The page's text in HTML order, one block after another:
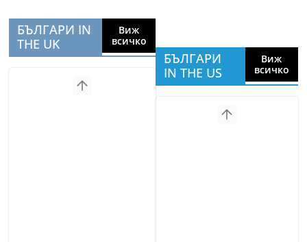
БЪЛГАРИ IN
THE UK
Виж
всичко
БЪЛГАРИ
IN THE US
Виж
всичко